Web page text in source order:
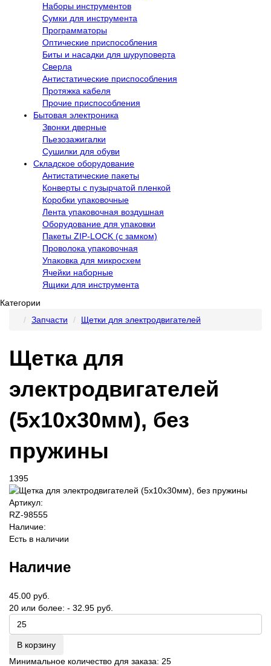
Наборы инструментов
Сумки для инструмента
Программаторы
Оптические приспособления
Биты и насадки для шуруповерта
Сверла
Антистатические приспособления
Протяжка кабеля
Прочие приспособления
Бытовая электроника
Звонки дверные
Пьезозажигалки
Сушилки для обуви
Складское оборудование
Антистатические пакеты
Конверты с пузырчатой пленкой
Коробки упаковочные
Лента упаковочная воздушная
Оборудование для упаковки
Пакеты ZIP-LOCK (с замком)
Проволока упаковочная
Упаковка для микросхем
Ячейки наборные
Ящики для инструмента
Категории
Запчасти
Щетки для электродвигателей
Щетка для
электродвигателей
(5x10x30мм), без
пружины
1395
Артикул:
RZ-98555
Наличие:
Есть в наличии
Наличие
45.00 руб.
20 или более: - 32.95 руб.
В корзину
Минимальное количество для заказа: 25